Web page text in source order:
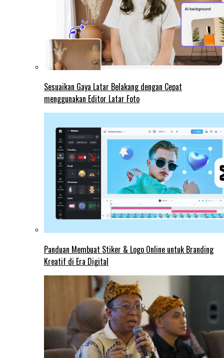
Sesuaikan Gaya Latar Belakang dengan Cepat
menggunakan Editor Latar Foto
Panduan Membuat Stiker & Logo Online untuk Branding
Kreatif di Era Digital